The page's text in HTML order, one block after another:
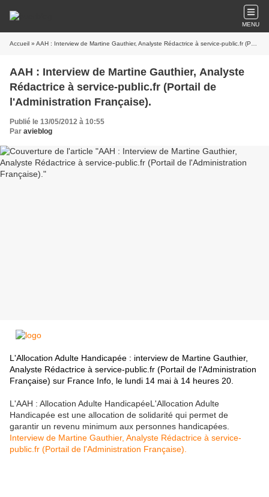
MENU
Accueil » AAH : Interview de Martine Gauthier, Analyste Rédactrice à service-public.fr (Portail de l'Administration Française).
AAH : Interview de Martine Gauthier, Analyste
Rédactrice à service-public.fr (Portail de
l'Administration Française).
Publié le 13/05/2012 à 10:55
Par avieblog
L'Allocation Adulte Handicapée : interview de Martine Gauthier,
Analyste Rédactrice à service-public.fr (Portail de l'Administration
Française) sur France Info, le lundi 14 mai à 14 heures 20.
L'AAH : Allocation Adulte HandicapéeL'Allocation Adulte
Handicapée est une allocation de solidarité qui permet de
garantir un revenu minimum aux personnes handicapées.
Interview de Martine Gauthier, Analyste Rédactrice à service-
public.fr (Portail de l'Administration Française).